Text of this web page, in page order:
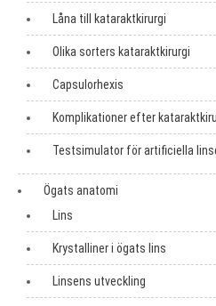
Låna till kataraktkirurgi
Olika sorters kataraktkirurgi
Capsulorhexis
Komplikationer efter
Testsimulator för artificiella
Ögats anatomi
Lins
Krystalliner i ögats lins
Linsens utveckling